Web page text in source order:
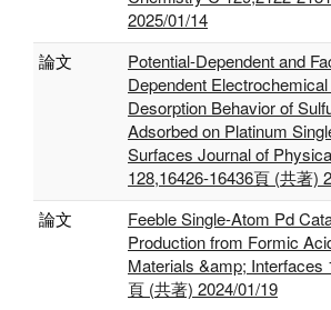
2025/01/14
論文
Potential-Dependent and
Dependent
Desorption Behavior of
Adsorbed on Platinum
Surfaces Journal of
128,16426-16436頁 (共著)
論文
Feeble Single-Atom Pd
Production from Formic
Materials &amp; Interfaces
頁 (共著) 2024/01/19